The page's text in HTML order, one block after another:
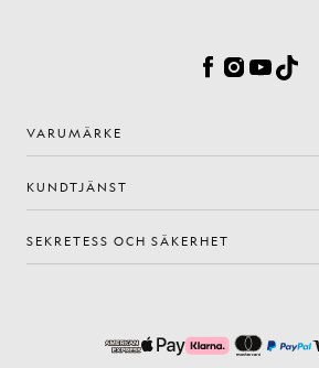
Facebook
Instagram
YouTube
TikTok
VARUMÄRKE
KUNDTJÄNST
SEKRETESS OCH SÄKERHET